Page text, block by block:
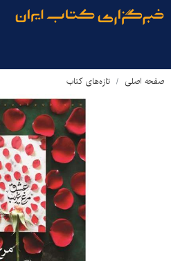
صفحه اصلی تازه‌های کتاب